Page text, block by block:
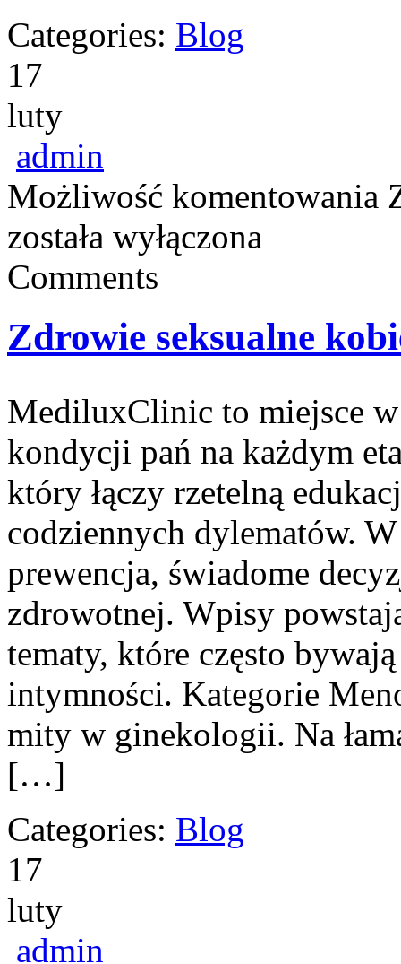
Categories: Blog
17
luty
admin
Możliwość komentowania
została wyłączona
Comments
Zdrowie seksualne
MediluxClinic to miejsce
kondycji pań na każdym
który łączy rzetelną
codziennych dylematów.
prewencja, świadome
zdrowotnej. Wpisy
tematy, które często
intymności. Kategorie
mity w ginekologii. Na
[…]
Categories: Blog
17
luty
admin